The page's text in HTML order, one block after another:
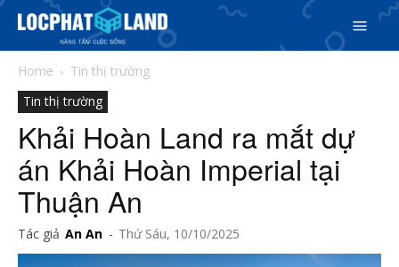
Search
Phiên bản cập nhật V3
Home
Tin thị trường
Tin thị trường
Khải Hoàn Land ra mắt dự
án Khải Hoàn Imperial tại
Thuận An
Tác giả An An - Thứ Sáu, 10/10/2025